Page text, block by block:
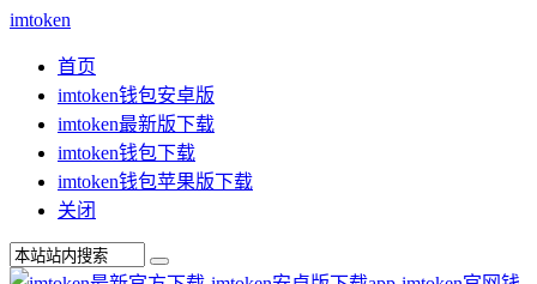
imtoken
首页
imtoken钱包安卓版
imtoken最新版下载
imtoken钱包下载
imtoken钱包苹果版下载
关闭